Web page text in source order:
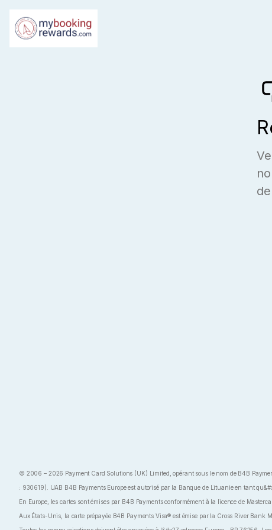
© 2006 – 2026 Payment Card Solutions (UK) Limited, opérant sous le nom de B4B
: 930619). UAB B4B Payments Europe est autorisé par la Banque de Lituanie en tant
En Europe, les cartes sont émises par B4B Payments conformément à la licence de
Aux États-Unis, la carte prépayée B4B Payments Visa® est émise par la Cross River Bank